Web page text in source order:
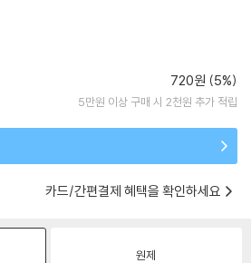
720원 (5%)
5만원 이상 구매 시 2천원 추가 적립
카드/간편결제 혜택을 확인하세요
원제